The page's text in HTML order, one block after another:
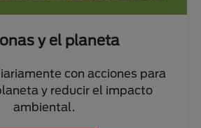
y el planeta
con acciones para
y reducir el impacto
ambiental.